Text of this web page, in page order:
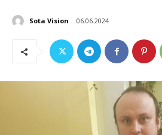
Sota Vision 06.06.2024